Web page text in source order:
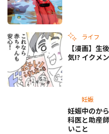
ライフ
【漫画】生
気!? イクメ
妊娠
妊娠中のか
科医と助産
いこと